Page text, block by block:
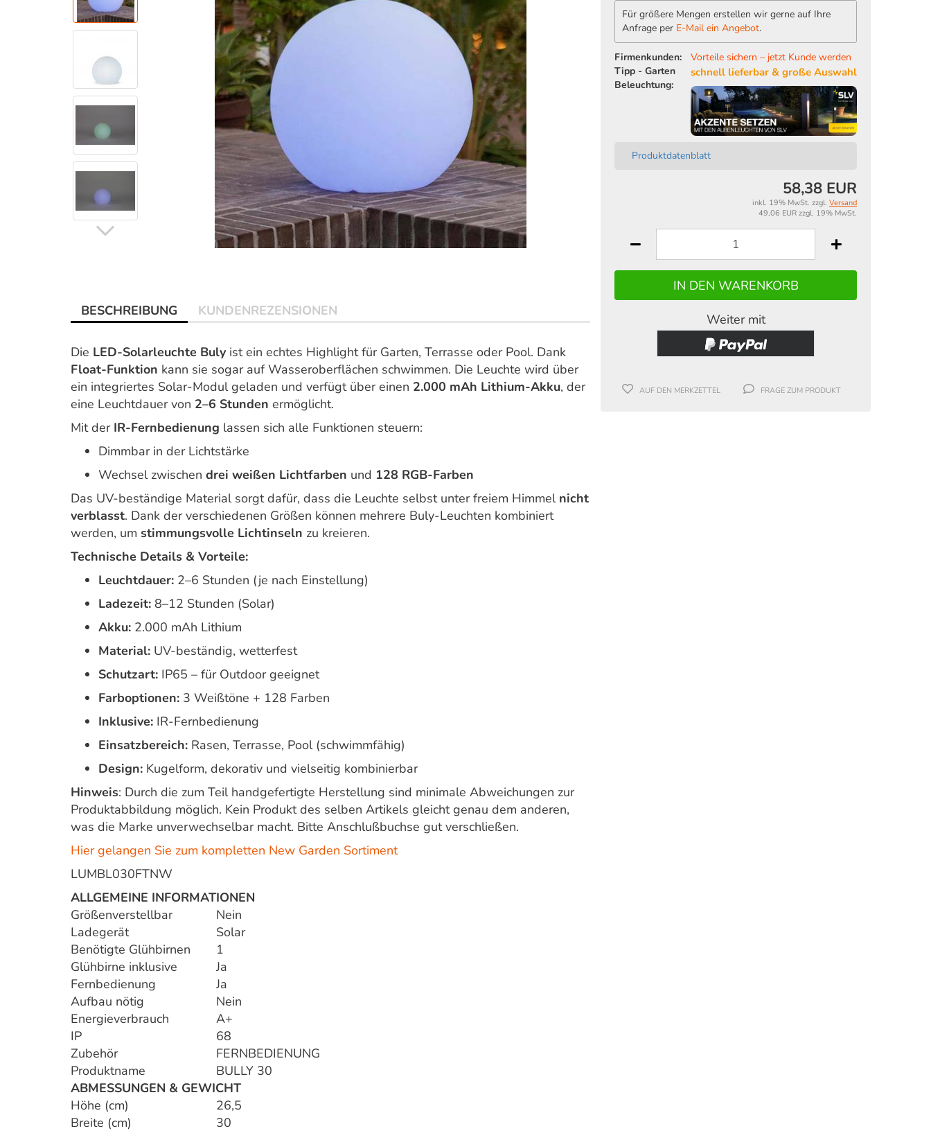
Für größere Mengen erstellen wir gerne auf Ihre
Anfrage per E-Mail ein Angebot.
Firmenkunden:
Vorteile sichern – jetzt Kunde werden
Tipp - Garten
Beleuchtung:
schnell lieferbar & große Auswahl
Produktdatenblatt
58,38 EUR
inkl. 19% MwSt. zzgl. Versand
49,06 EUR zzgl. 19% MwSt.
Weiter mit
AUF DEN MERKZETTEL FRAGE ZUM PRODUKT
BESCHREIBUNG KUNDENREZENSIONEN
Die LED-Solarleuchte Buly ist ein echtes Highlight für Garten, Terrasse oder Pool. Dank
Float-Funktion kann sie sogar auf Wasseroberflächen schwimmen. Die Leuchte wird über
ein integriertes Solar-Modul geladen und verfügt über einen 2.000 mAh Lithium-Akku, der
eine Leuchtdauer von 2–6 Stunden ermöglicht.
Mit der IR-Fernbedienung lassen sich alle Funktionen steuern:
Dimmbar in der Lichtstärke
Wechsel zwischen drei weißen Lichtfarben und 128 RGB-Farben
Das UV-beständige Material sorgt dafür, dass die Leuchte selbst unter freiem Himmel nicht
verblasst. Dank der verschiedenen Größen können mehrere Buly-Leuchten kombiniert
werden, um stimmungsvolle Lichtinseln zu kreieren.
Technische Details & Vorteile:
Leuchtdauer: 2–6 Stunden (je nach Einstellung)
Ladezeit: 8–12 Stunden (Solar)
Akku: 2.000 mAh Lithium
Material: UV-beständig, wetterfest
Schutzart: IP65 – für Outdoor geeignet
Farboptionen: 3 Weißtöne + 128 Farben
Inklusive: IR-Fernbedienung
Einsatzbereich: Rasen, Terrasse, Pool (schwimmfähig)
Design: Kugelform, dekorativ und vielseitig kombinierbar
Hinweis: Durch die zum Teil handgefertigte Herstellung sind minimale Abweichungen zur
Produktabbildung möglich. Kein Produkt des selben Artikels gleicht genau dem anderen,
was die Marke unverwechselbar macht. Bitte Anschlußbuchse gut verschließen.
Hier gelangen Sie zum kompletten New Garden Sortiment
LUMBL030FTNW
ALLGEMEINE INFORMATIONEN
Größenverstellbar
Nein
Ladegerät
Solar
Benötigte Glühbirnen
1
Glühbirne inklusive
Ja
Fernbedienung
Ja
Aufbau nötig
Nein
Energieverbrauch
A+
IP
68
Zubehör
FERNBEDIENUNG
Produktname
BULLY 30
ABMESSUNGEN & GEWICHT
Höhe (cm)
26,5
Breite (cm)
30